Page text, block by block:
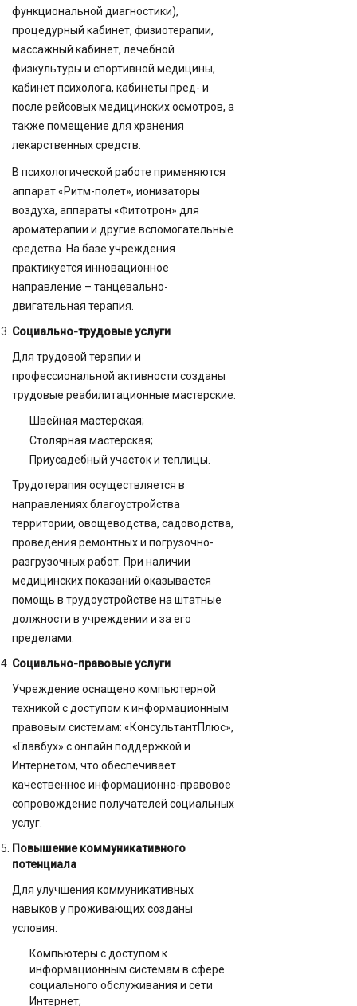
функциональной диагностики),
процедурный кабинет, физиотерапии,
массажный кабинет, лечебной
физкультуры и спортивной медицины,
кабинет психолога, кабинеты пред- и
после рейсовых медицинских осмотров, а
также помещение для хранения
лекарственных средств.
В психологической работе применяются
аппарат «Ритм-полет», ионизаторы
воздуха, аппараты «Фитотрон» для
ароматерапии и другие вспомогательные
средства. На базе учреждения
практикуется инновационное
направление – танцевально-
двигательная терапия.
Социально-трудовые услуги
Для трудовой терапии и
профессиональной активности созданы
трудовые реабилитационные мастерские:
Швейная мастерская;
Столярная мастерская;
Приусадебный участок и теплицы.
Трудотерапия осуществляется в
направлениях благоустройства
территории, овощеводства, садоводства,
проведения ремонтных и погрузочно-
разгрузочных работ. При наличии
медицинских показаний оказывается
помощь в трудоустройстве на штатные
должности в учреждении и за его
пределами.
Социально-правовые услуги
Учреждение оснащено компьютерной
техникой с доступом к информационным
правовым системам: «КонсультантПлюс»,
«Главбух» с онлайн поддержкой и
Интернетом, что обеспечивает
качественное информационно-правовое
сопровождение получателей социальных
услуг.
Повышение коммуникативного
потенциала
Для улучшения коммуникативных
навыков у проживающих созданы
условия:
Компьютеры с доступом к
информационным системам в сфере
социального обслуживания и сети
Интернет;